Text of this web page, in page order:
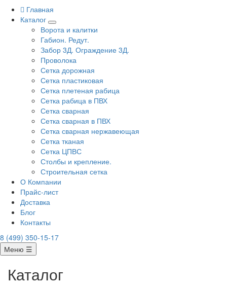
Главная
Каталог
Ворота и калитки
Габион. Редут.
Забор 3Д. Ограждение 3Д.
Проволока
Сетка дорожная
Сетка пластиковая
Сетка плетеная рабица
Сетка рабица в ПВХ
Сетка сварная
Сетка сварная в ПВХ
Сетка сварная нержавеющая
Сетка тканая
Сетка ЦПВС
Столбы и крепление.
Строительная сетка
О Компании
Прайс-лист
Доставка
Блог
Контакты
8 (499) 350-15-17
Меню ☰
Каталог